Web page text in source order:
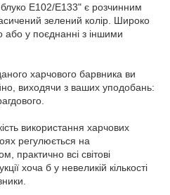
E102/E133" є розчинним
зелений колір. Широко
або у поєднанні з іншими
харчового барвника ви
виходячи з ваших уподобань:
використання харчових
регулюється на
практично всі світові
хоча б у невеликій кількості